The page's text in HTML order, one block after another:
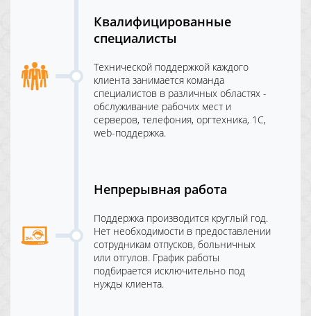
Квалифицированные
специалисты
Технической поддержкой каждого
клиента занимается команда
специалистов в различных областях -
обслуживание рабочих мест и
серверов, телефония, оргтехника, 1С,
web-поддержка.
Непрерывная работа
Поддержка производится круглый год.
Нет необходимости в предоставлении
сотрудникам отпусков, больничных
или отгулов. График работы
подбирается исключительно под
нужды клиента.